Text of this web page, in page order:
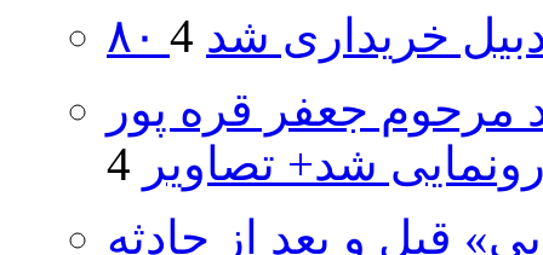
خریداری شد
مرحوم جعفر قره پور
شد+ تصاویر
قبل و بعد از حادثه